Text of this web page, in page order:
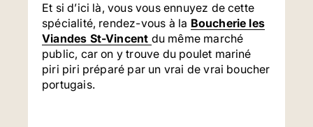
Et si d’ici là, vous vous ennuyez de cette
spécialité, rendez-vous à la Boucherie les
Viandes St-Vincent du même marché
public, car on y trouve du poulet mariné
piri piri préparé par un vrai de vrai boucher
portugais.